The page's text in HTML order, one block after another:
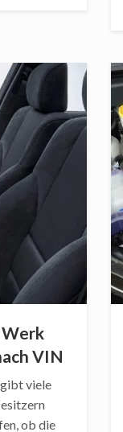
VIN
viele
ob die